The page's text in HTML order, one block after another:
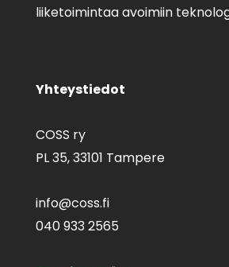
liiketoimintaa avoimiin
Yhteystiedot
COSS ry
PL 35,33101 Tampere
info@coss.fi
040 933 2565